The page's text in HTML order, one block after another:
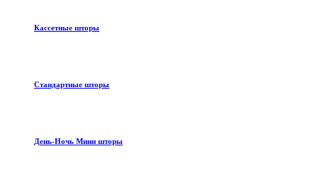
Кассетные шторы
Стандартные шторы
День-Ночь Мини шторы